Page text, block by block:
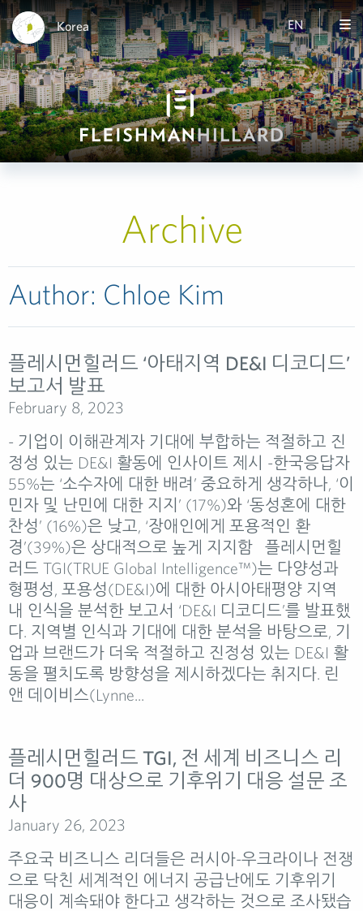
Korea EN
Archive
Author: Chloe Kim
플레시먼힐러드 ‘아태지역 DE&I 디코디드’
보고서 발표
February 8, 2023
- 기업이 이해관계자 기대에 부합하는 적절하고 진
정성 있는 DE&I 활동에 인사이트 제시 -한국응답자
55%는 ‘소수자에 대한 배려’ 중요하게 생각하나, ‘이
민자 및 난민에 대한 지지’ (17%)와 ‘동성혼에 대한
찬성’ (16%)은 낮고, ‘장애인에게 포용적인 환
경’(39%)은 상대적으로 높게 지지함 플레시먼힐
러드 TGI(TRUE Global Intelligence™)는 다양성과
형평성, 포용성(DE&I)에 대한 아시아태평양 지역
내 인식을 분석한 보고서 ‘DE&I 디코디드’를 발표했
다. 지역별 인식과 기대에 대한 분석을 바탕으로, 기
업과 브랜드가 더욱 적절하고 진정성 있는 DE&I 활
동을 펼치도록 방향성을 제시하겠다는 취지다. 린
앤 데이비스(Lynne...
플레시먼힐러드 TGI, 전 세계 비즈니스 리
더 900명 대상으로 기후위기 대응 설문 조
사
January 26, 2023
주요국 비즈니스 리더들은 러시아-우크라이나 전쟁
으로 닥친 세계적인 에너지 공급난에도 기후위기
대응이 계속돼야 한다고 생각하는 것으로 조사됐습